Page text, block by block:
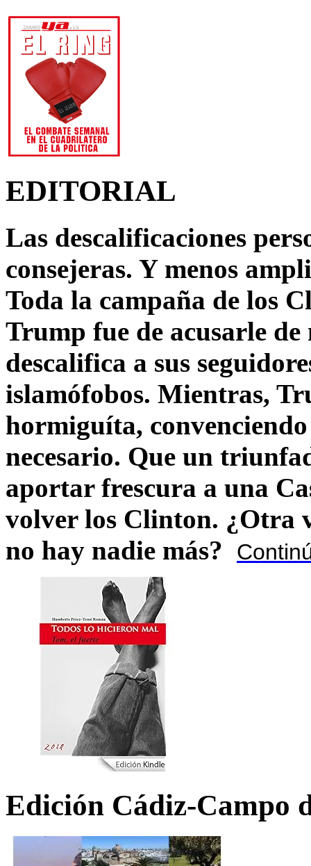
EDITORIAL
Las descalificaciones
consejeras. Y menos
Toda la campaña de los
Trump fue de acusarle
descalifica a sus
islamófobos. Mientras,
hormiguíta,
necesario. Que un
aportar frescura a una
volver los Clinton. ¿Otra
no hay nadie más?
Edición Cádiz-Campo